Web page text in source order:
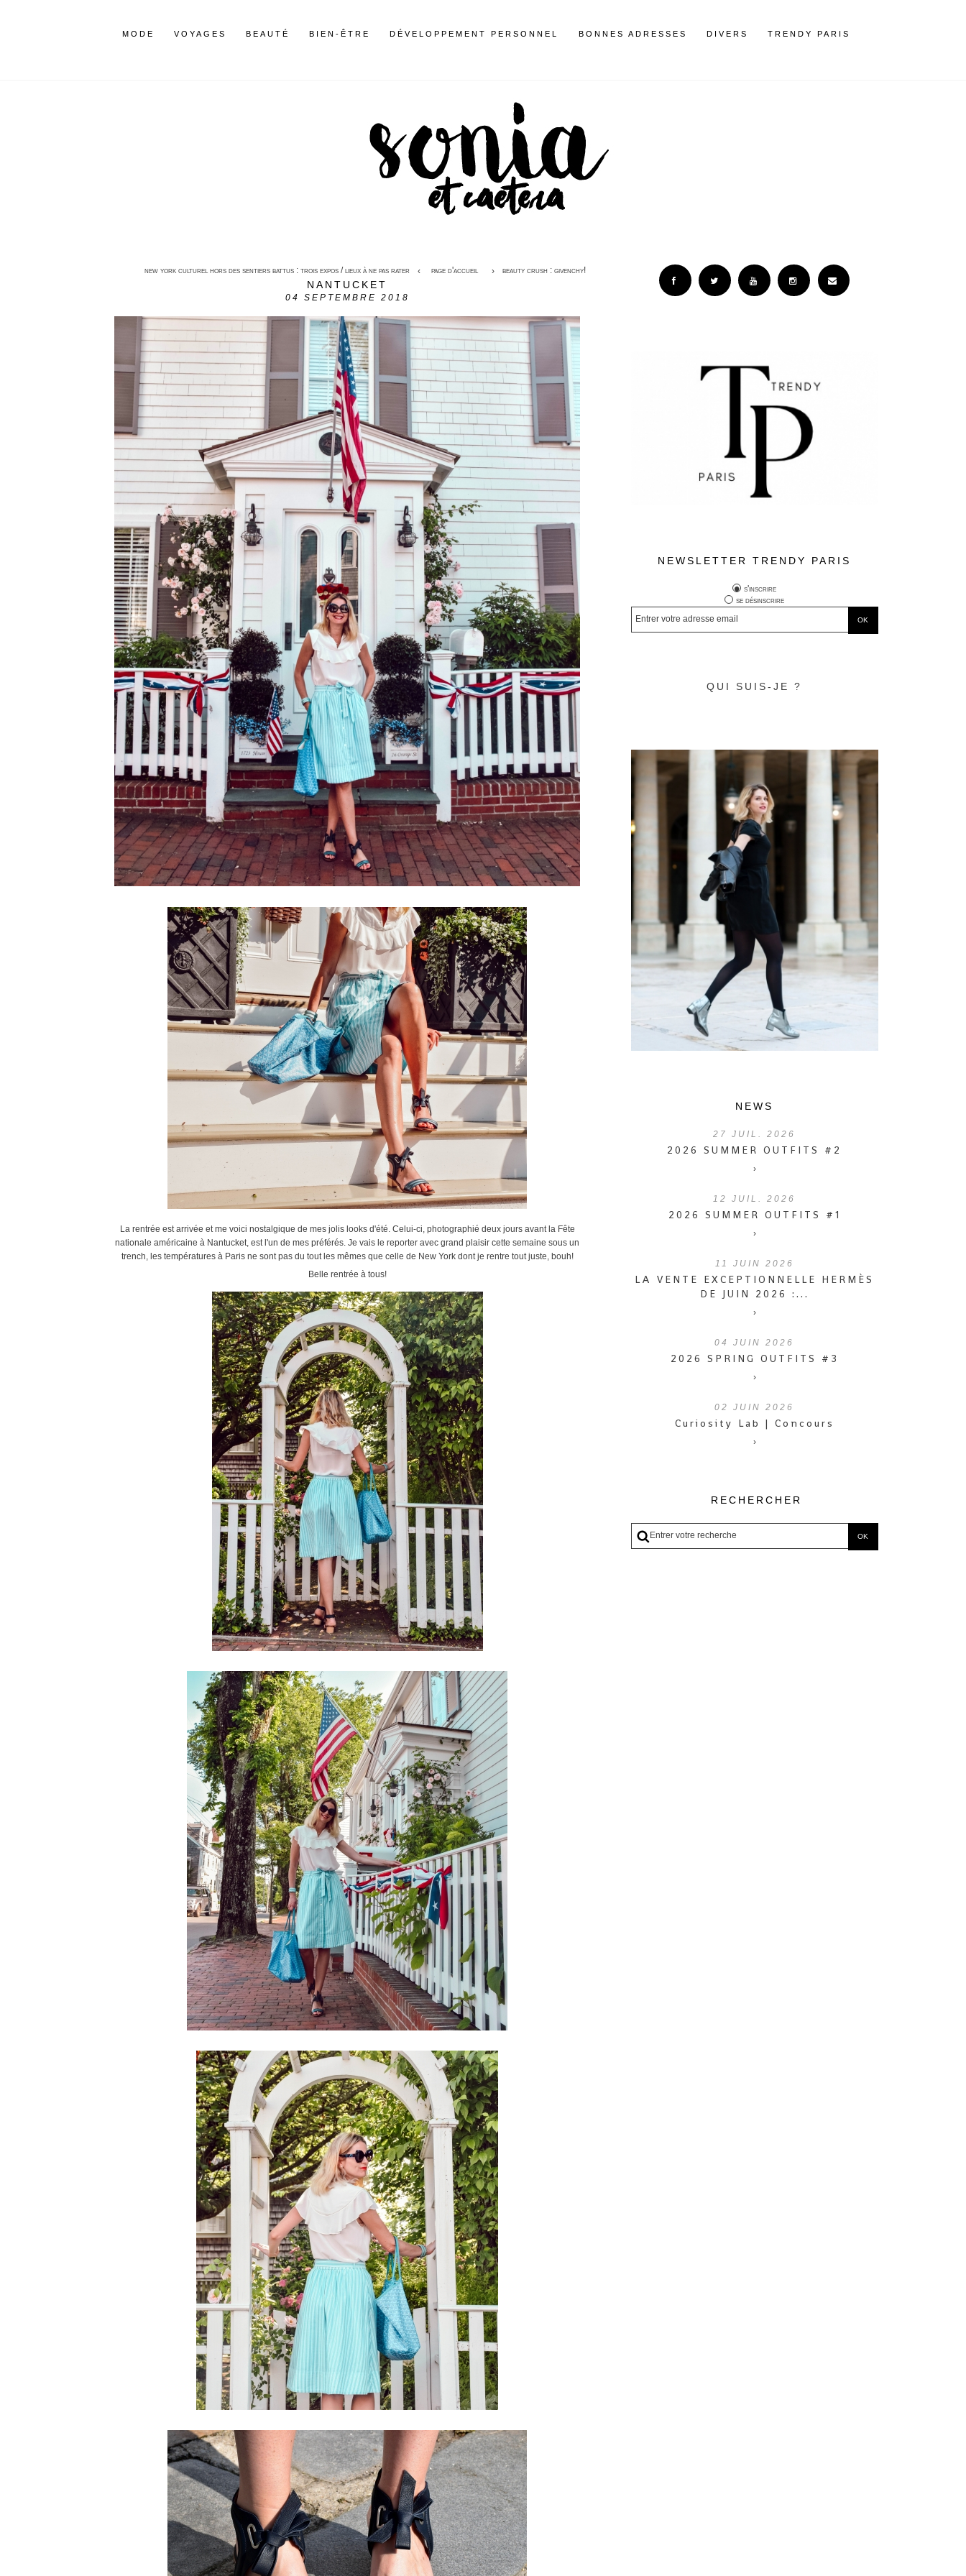
MODE VOYAGES BEAUTÉ BIEN-ÊTRE DÉVELOPPEMENT PERSONNEL BONNES ADRESSES DIVERS TRENDY PARIS
new york culturel hors des sentiers battus : trois expos / lieux à ne pas rater page d'accueil beauty crush : givenchy!
NANTUCKET
04 SEPTEMBRE 2018
La rentrée est arrivée et me voici nostalgique de mes jolis looks d'été. Celui-ci, photographié deux jours avant la Fête
nationale américaine à Nantucket, est l'un de mes préférés. Je vais le reporter avec grand plaisir cette semaine sous un
trench, les températures à Paris ne sont pas du tout les mêmes que celle de New York dont je rentre tout juste, bouh!
Belle rentrée à tous!
NEWSLETTER TRENDY PARIS
s'inscrire
se désinscrire
QUI SUIS-JE ?
NEWS
27 JUIL. 2026
2026 SUMMER OUTFITS #2
›
12 JUIL. 2026
2026 SUMMER OUTFITS #1
›
11 JUIN 2026
LA VENTE EXCEPTIONNELLE HERMÈS
DE JUIN 2026 :...
›
04 JUIN 2026
2026 SPRING OUTFITS #3
›
02 JUIN 2026
Curiosity Lab | Concours
›
RECHERCHER